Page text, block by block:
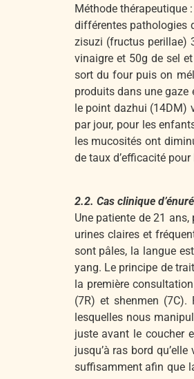
Méthode thérapeutique
différentes pathologies
zisuzi (fructus perillae)
vinaigre et 50g de sel
sort du four puis on
produits dans une gaze
le point dazhui (14DM)
par jour, pour les
les mucosités ont
de taux d’efficacité
2.2. Cas clinique
Une patiente de 21
urines claires et
sont pâles, la langue
yang. Le principe de
la première
(7R) et shenmen
lesquelles nous
juste avant le coucher
jusqu’à ras bord
suffisamment afin que